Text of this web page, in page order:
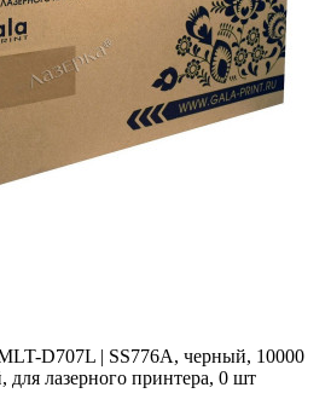
D707L | SS776A, черный, 10000
для лазерного принтера, 0 шт